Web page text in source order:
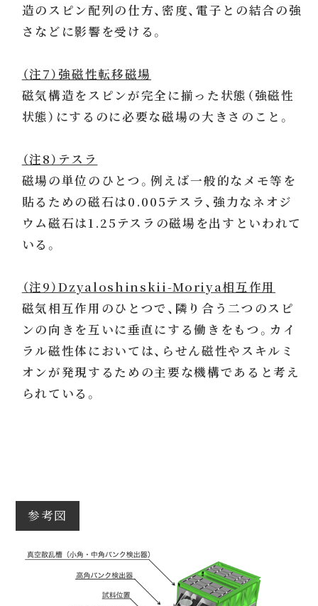
造のスピン配列の仕方、密度、電子との結合の強
さなどに影響を受ける。
（注7）強磁性転移磁場
磁気構造をスピンが完全に揃った状態（強磁性
状態）にするのに必要な磁場の大きさのこと。
（注8）テスラ
磁場の単位のひとつ。例えば一般的なメモ等を
貼るための磁石は0.005テスラ、強力なネオジ
ウム磁石は1.25テスラの磁場を出すといわれて
いる。
（注9）Dzyaloshinskii-Moriya相互作用
磁気相互作用のひとつで、隣り合う二つのスピ
ンの向きを互いに垂直にする働きをもつ。カイ
ラル磁性体においては、らせん磁性やスキルミ
オンが発現するための主要な機構であると考え
られている。
参考図